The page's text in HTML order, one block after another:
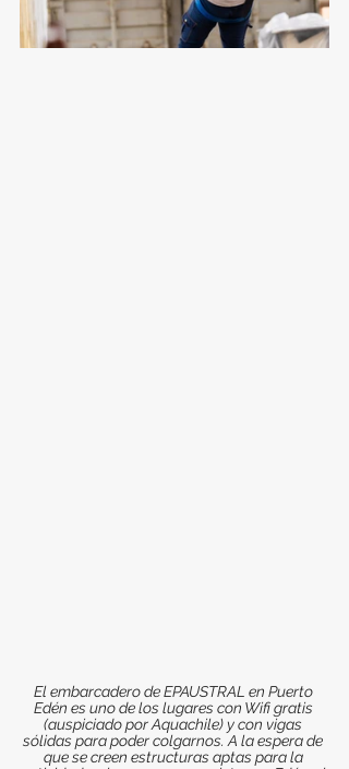
El embarcadero de EPAUSTRAL en Puerto
Edén es uno de los lugares con Wifi gratis
(auspiciado por Aquachile) y con vigas
sólidas para poder colgarnos. A la espera de
que se creen estructuras aptas para la